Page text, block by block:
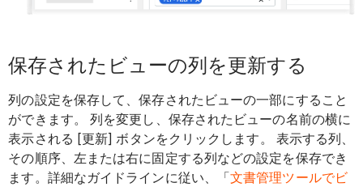
保存されたビューの列を更新する
列の設定を保存して、保存されたビューの一部にすること
ができます。 列を変更し、保存されたビューの名前の横に
表示される [更新] ボタンをクリックします。 表示する列、
その順序、左または右に固定する列などの設定を保存でき
ます。詳細なガイドラインに従い、「文書管理ツールでビ